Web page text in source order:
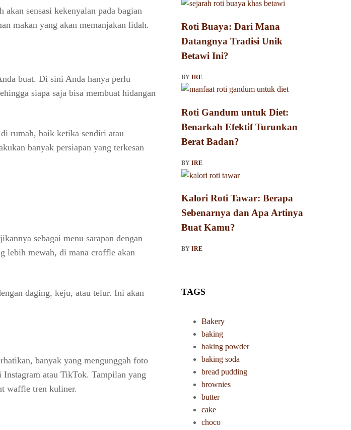
sensasi kekenyalan pada bagian
makan yang akan memanjakan lidah.
buat. Di sini Anda hanya perlu
siapa saja bisa membuat hidangan
rumah, baik ketika sendiri atau
banyak persiapan yang terkesan
sebagai menu sarapan dengan
lebih mewah, di mana croffle akan
daging, keju, atau telur. Ini akan
banyak yang mengunggah foto
atau TikTok. Tampilan yang
waffle tren kuliner.
Roti Buaya: Dari Mana
Datangnya Tradisi Unik
Betawi Ini?
BY IRE
Roti Gandum untuk Diet:
Benarkah Efektif Turunkan
Berat Badan?
BY IRE
Kalori Roti Tawar: Berapa
Sebenarnya dan Apa Artinya
Buat Kamu?
BY IRE
TAGS
Bakery
baking
baking powder
baking soda
bread pudding
brownies
butter
cake
choco